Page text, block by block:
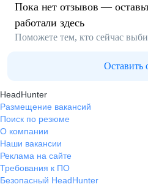
Пока нет отзывов —
работали здесь
Поможете тем, кто сейчас
Оставить
HeadHunter
Размещение вакансий
Поиск по резюме
О компании
Наши вакансии
Реклама на сайте
Требования к ПО
Безопасный HeadHunter